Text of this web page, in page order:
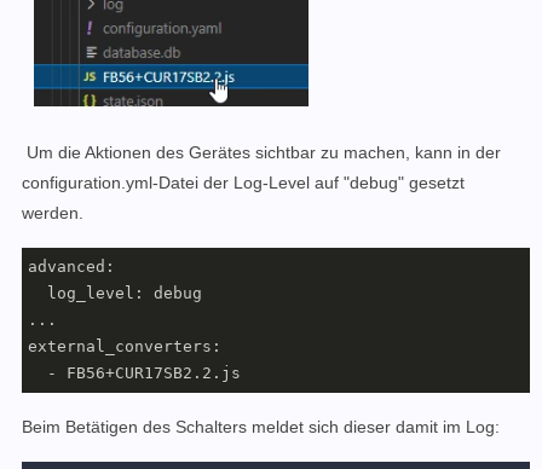
Um die Aktionen des Gerätes sichtbar zu machen, kann in der
configuration.yml-Datei der Log-Level auf "debug" gesetzt
werden.
advanced:
  log_level: debug
...
external_converters:
  - FB56+CUR17SB2.2.js
Beim Betätigen des Schalters meldet sich dieser damit im Log: